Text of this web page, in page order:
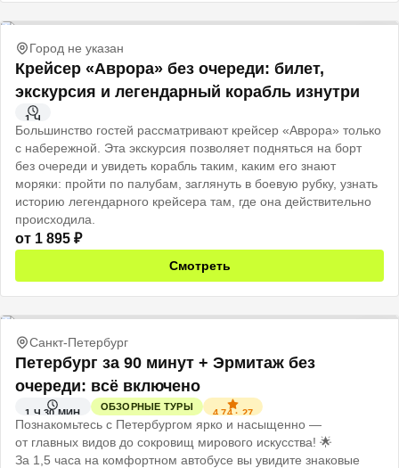
Город не указан
Крейсер «Аврора» без очереди: билет,
экскурсия и легендарный корабль изнутри
1 Ч
Большинство гостей рассматривают крейсер «Аврора» только
с набережной. Эта экскурсия позволяет подняться на борт
без очереди и увидеть корабль таким, каким его знают
моряки: пройти по палубам, заглянуть в боевую рубку, узнать
историю легендарного крейсера там, где она действительно
происходила.
от 1 895 ₽
Смотреть
Санкт-Петербург
Петербург за 90 минут + Эрмитаж без
очереди: всё включено
1 Ч 30 МИН
ОБЗОРНЫЕ ТУРЫ
4.74· 27
Познакомьтесь с Петербургом ярко и насыщенно —
от главных видов до сокровищ мирового искусства! 🌟
За 1,5 часа на комфортном автобусе вы увидите знаковые